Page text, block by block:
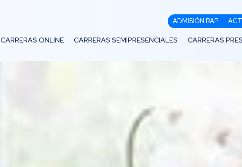
ADMISIÓN RAP
CARRERAS ONLINE CARRERAS SEMIPRESENCIALES CARRERAS